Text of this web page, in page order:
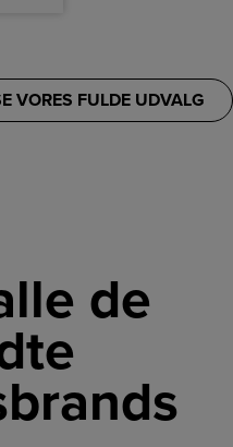
VORES FULDE UDVALG
de